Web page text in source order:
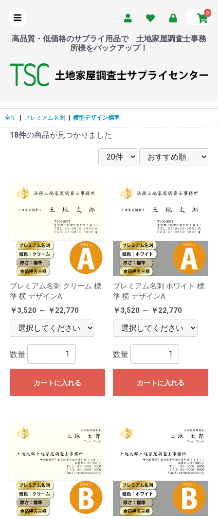
0
高品質・低価格のサプライ用品で 土地家屋調査士事務
所様をバックアップ！
全て | プレミアム名刺 | 横型デザイン標準
18件の商品が見つかりました
プレミアム名刺 クリーム 標
準 横 デザインA
￥3,520 ～ ￥22,770
数量
カートに入れる
プレミアム名刺 ホワイト 標
準 横 デザインA
￥3,520 ～ ￥22,770
数量
カートに入れる